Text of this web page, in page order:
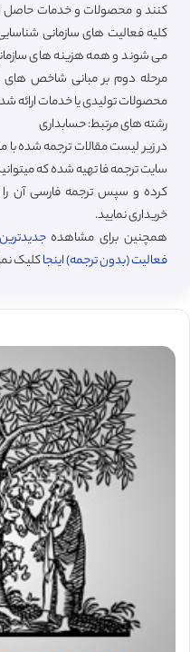
کنند و محصولات و خدمات حاصل
کلیه فعالیت های سازمانی
می شوند و همه هزینه های
مرحله دوم بر مبانی شاخص
محصولات تولیدی یا خدمات
رشته های مرتبط: حسابداری
در زیر لیست مقالات ترجمه شده
سایت ترجمه فا تهیه شده که
کرده و سپس ترجمه فارسی آن
خریداری نمایید.
همچنین برای مشاهده
فعالیت (بدون ترجمه) اینجاکلیک